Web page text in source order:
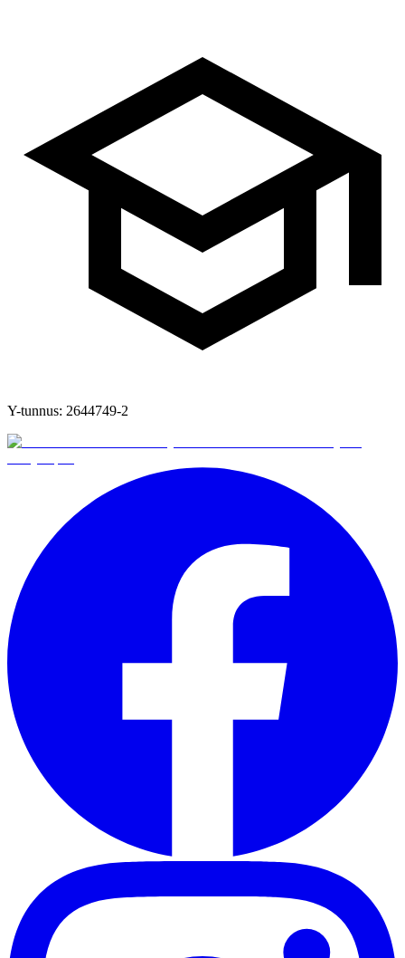
Y-tunnus: 2644749-2